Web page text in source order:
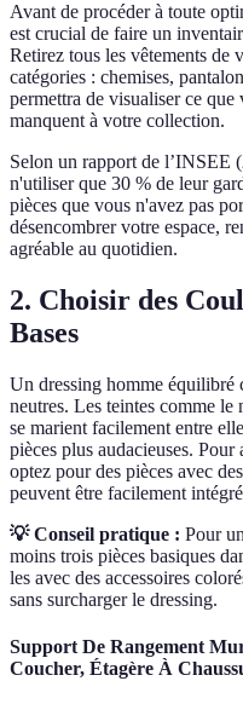
Avant de procéder à toute
est crucial de faire un
Retirez tous les vêtements de
catégories : chemises,
permettra de visualiser ce
manquent à votre collection.
Selon un rapport de l’INSEE
n'utiliser que 30 % de leur
pièces que vous n'avez pas
désencombrer votre espace,
agréable au quotidien.
2. Choisir des
Bases
Un dressing homme équilibré
neutres. Les teintes comme
se marient facilement entre
pièces plus audacieuses.
optez pour des pièces avec
peuvent être facilement
💡 Conseil pratique : Pour
moins trois pièces basiques
les avec des accessoires
sans surcharger le dressing.
Support De Rangement
Coucher, Étagère À